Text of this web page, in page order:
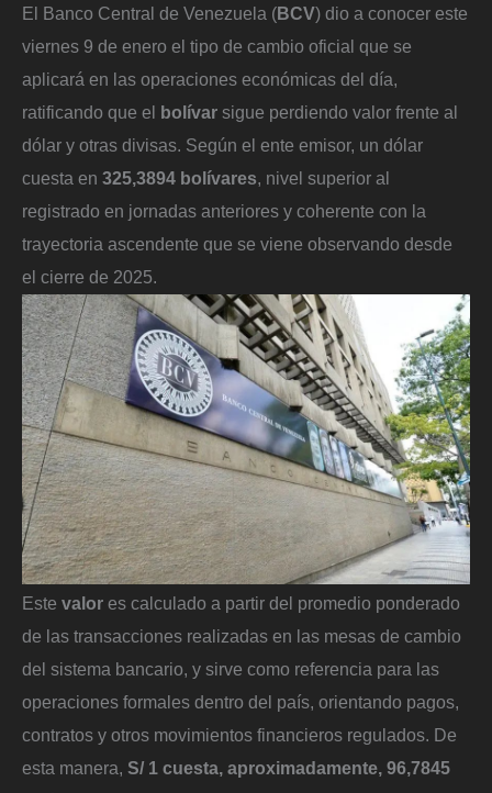
El Banco Central de Venezuela (BCV) dio a conocer este
viernes 9 de enero el tipo de cambio oficial que se
aplicará en las operaciones económicas del día,
ratificando que el bolívar sigue perdiendo valor frente al
dólar y otras divisas. Según el ente emisor, un dólar
cuesta en 325,3894 bolívares, nivel superior al
registrado en jornadas anteriores y coherente con la
trayectoria ascendente que se viene observando desde
el cierre de 2025.
Este valor es calculado a partir del promedio ponderado
de las transacciones realizadas en las mesas de cambio
del sistema bancario, y sirve como referencia para las
operaciones formales dentro del país, orientando pagos,
contratos y otros movimientos financieros regulados. De
esta manera, S/ 1 cuesta, aproximadamente, 96,7845